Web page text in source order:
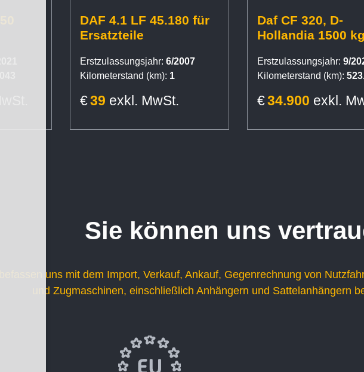
DAF 4.1 LF 45.180 für
Ersatzteile
Erstzulassungsjahr: 6/2007
Kilometerstand (km): 1
€39 exkl. MwSt.
Daf CF 320, D-
Hollandia 1500
Erstzulassungsjahr: 9/
Kilometerstand (km):
€34.900 exkl.
Sie können uns
befassen uns mit dem Import, Verkauf, Ankauf, Gegenrechnung von
und Zugmaschinen, einschließlich Anhängern und Sattelanhängern